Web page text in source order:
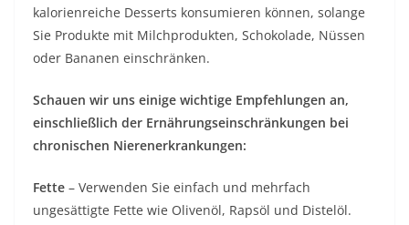
kalorienreiche Desserts konsumieren können, solange
Sie Produkte mit Milchprodukten, Schokolade, Nüssen
oder Bananen einschränken.
Schauen wir uns einige wichtige Empfehlungen an,
einschließlich der Ernährungseinschränkungen bei
chronischen Nierenerkrankungen:
Fette – Verwenden Sie einfach und mehrfach
ungesättigte Fette wie Olivenöl, Rapsöl und Distelöl.